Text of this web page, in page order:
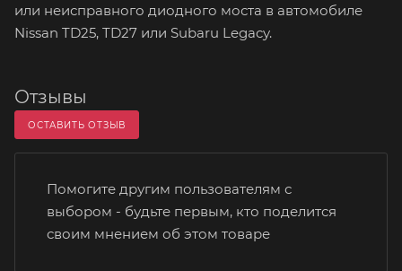
или неисправного диодного моста в автомобиле
Nissan TD25, TD27 или Subaru Legacy.
Отзывы
ОСТАВИТЬ ОТЗЫВ
Помогите другим пользователям с
выбором - будьте первым, кто поделится
своим мнением об этом товаре